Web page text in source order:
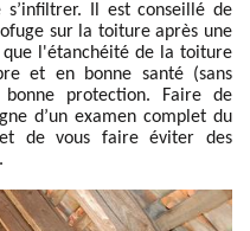
s’infiltrer. Il est conseillé de
sur la toiture après une
que l'étanchéité de la toiture
et en bonne santé (sans
protection. Faire de
d’un examen complet du
de vous faire éviter des